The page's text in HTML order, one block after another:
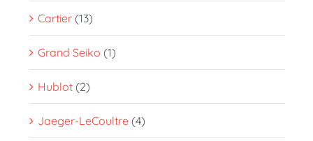
Cartier (13)
Grand Seiko (1)
Hublot (2)
Jaeger-LeCoultre (4)